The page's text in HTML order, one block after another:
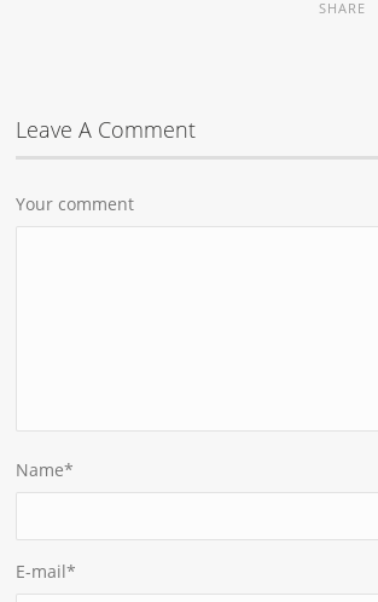
SHARE
Leave A Comment
Your comment
Name*
E-mail*